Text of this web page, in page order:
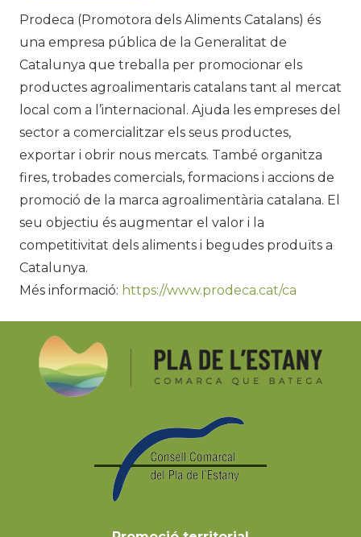
Prodeca (Promotora dels Aliments Catalans) és
una empresa pública de la Generalitat de
Catalunya que treballa per promocionar els
productes agroalimentaris catalans tant al mercat
local com a l’internacional. Ajuda les empreses del
sector a comercialitzar els seus productes,
exportar i obrir nous mercats. També organitza
fires, trobades comercials, formacions i accions de
promoció de la marca agroalimentària catalana. El
seu objectiu és augmentar el valor i la
competitivitat dels aliments i begudes produïts a
Catalunya.
Més informació: https://www.prodeca.cat/ca